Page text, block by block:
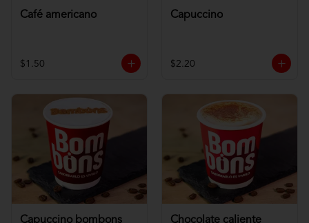
Café americano
$1.50
Capuccino
$2.20
Capuccino bombons Chocolate caliente